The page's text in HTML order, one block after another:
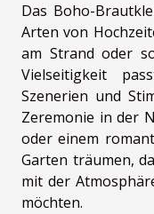
Das Boho-
Arten von
am Strand oder
Vielseitigkeit
Szenerien und
Zeremonie in der
oder einem
Garten träumen,
mit der
möchten.